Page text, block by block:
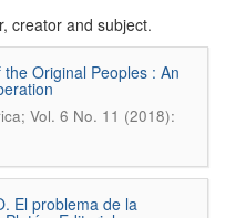
creator and subject.
Original Peoples : An
Vol. 6 No. 11 (2018):
El problema de la